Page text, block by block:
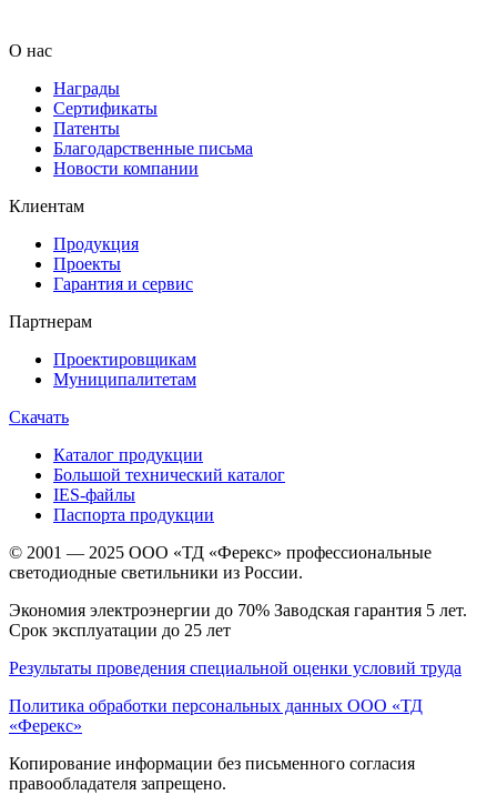
О нас
Награды
Сертификаты
Патенты
Благодарственные письма
Новости компании
Клиентам
Продукция
Проекты
Гарантия и сервис
Партнерам
Проектировщикам
Муниципалитетам
Скачать
Каталог продукции
Большой технический каталог
IES-файлы
Паспорта продукции
© 2001 — 2025 ООО «ТД «Ферекс» профессиональные
светодиодные светильники из России.
Экономия электроэнергии до 70% Заводская гарантия 5 лет.
Срок эксплуатации до 25 лет
Результаты проведения специальной оценки условий труда
Политика обработки персональных данных ООО «ТД
«Ферекс»
Копирование информации без письменного согласия
правообладателя запрещено.